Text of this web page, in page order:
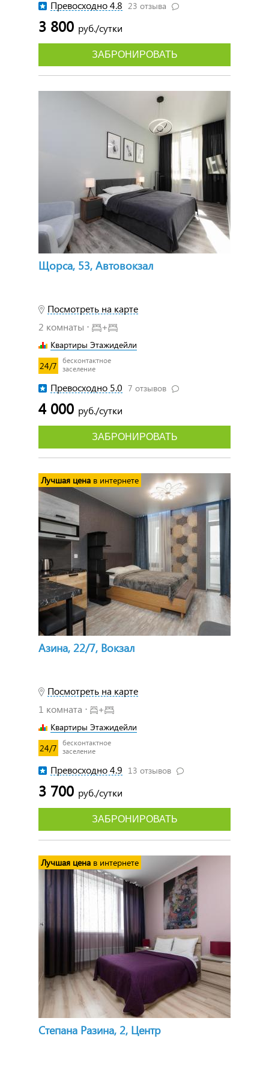
Превосходно 4.8 23 отзыва
3 800 руб./сутки
ЗАБРОНИРОВАТЬ
Щорса, 53, Автовокзал
Посмотреть на карте
2 комнаты ⋅
+
Квартиры Этажидейли
24/7
бесконтактное
заселение
Превосходно 5.0 7 отзывов
4 000 руб./сутки
ЗАБРОНИРОВАТЬ
Азина, 22/7, Вокзал
Посмотреть на карте
1 комната ⋅
+
Квартиры Этажидейли
24/7
бесконтактное
заселение
Превосходно 4.9 13 отзывов
3 700 руб./сутки
Лучшая цена в интернете
ЗАБРОНИРОВАТЬ
Степана Разина, 2, Центр
Лучшая цена в интернете